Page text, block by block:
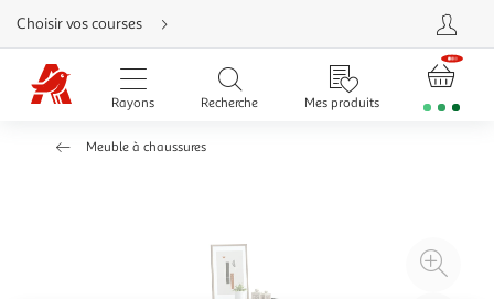
Aller
directement
au
contenu
Aller
directement
Aller
Choisir vos courses
Rayons Recherche Mes produits
Meuble à chaussures